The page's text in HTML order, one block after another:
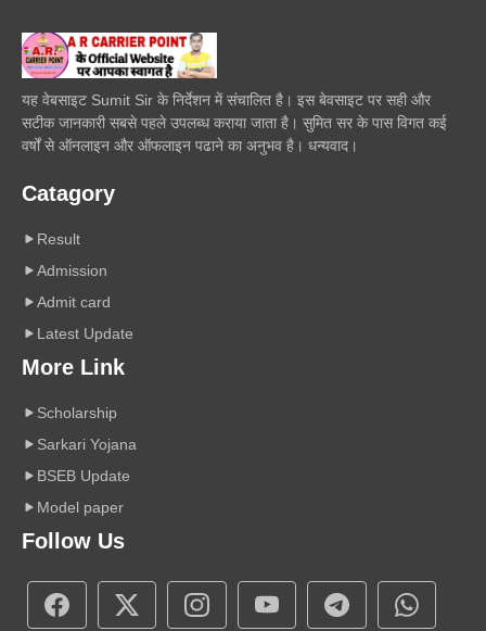
यह वेबसाइट Sumit Sir के निर्देशन में संचालित है। इस बेवसाइट पर सही और
सटीक जानकारी सबसे पहले उपलब्ध कराया जाता है। सुमित सर के पास विगत कई
वर्षों से ऑनलाइन और ऑफलाइन पढाने का अनुभव है। धन्यवाद।
Catagory
Result
Admission
Admit card
Latest Update
More Link
Scholarship
Sarkari Yojana
BSEB Update
Model paper
Follow Us